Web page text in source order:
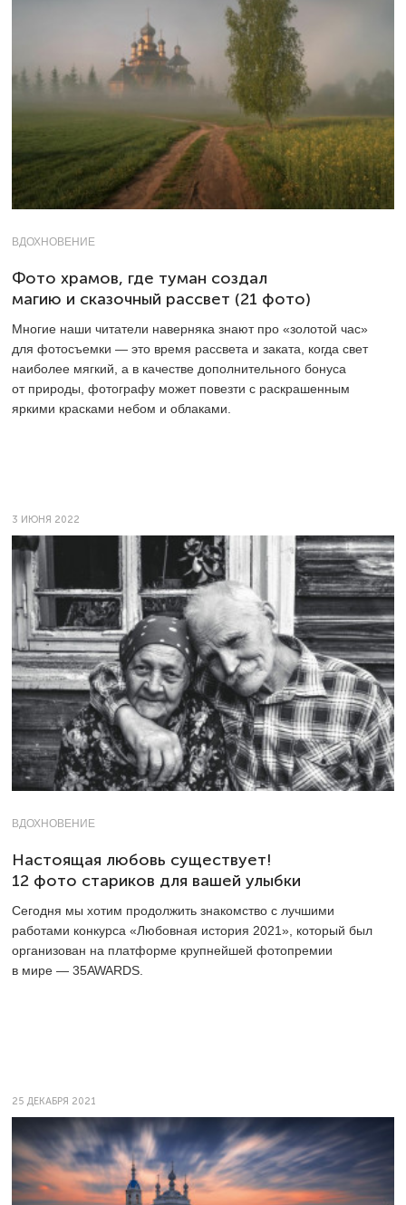
ВДОХНОВЕНИЕ
Фото храмов, где туман создал
магию и сказочный рассвет (21 фото)
Многие наши читатели наверняка знают про «золотой час»
для фотосъемки — это время рассвета и заката, когда свет
наиболее мягкий, а в качестве дополнительного бонуса
от природы, фотографу может повезти с раскрашенным
яркими красками небом и облаками.
3 ИЮНЯ 2022
ВДОХНОВЕНИЕ
Настоящая любовь существует!
12 фото стариков для вашей улыбки
Сегодня мы хотим продолжить знакомство с лучшими
работами конкурса «Любовная история 2021», который был
организован на платформе крупнейшей фотопремии
в мире — 35AWARDS.
25 ДЕКАБРЯ 2021